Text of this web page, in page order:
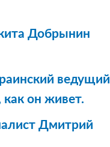
Добрынин
ведущий
он живет.
Дмитрий